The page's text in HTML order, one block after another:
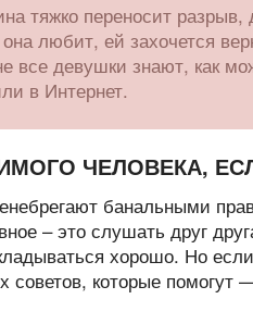
тяжко переносит
любит, ей захочется
все девушки знают, как
в Интернет.
ЧЕЛОВЕКА,
банальными
– это слушать друг
хорошо. Но
советов, которые